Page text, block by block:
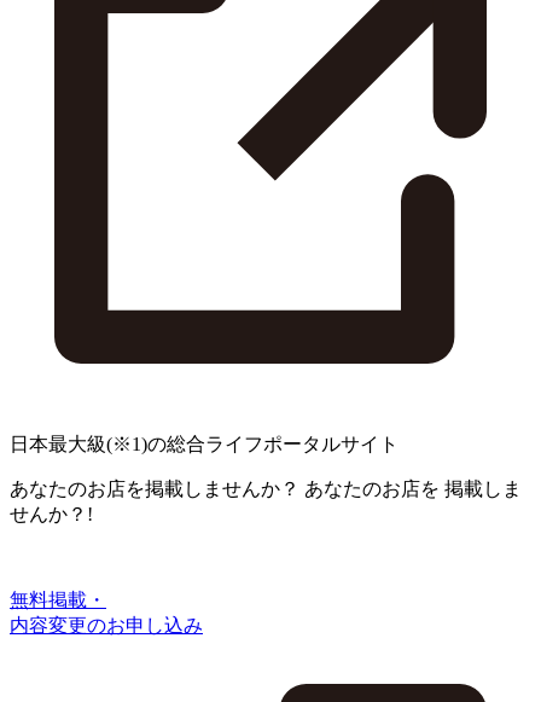
日本最大級(※1)の総合ライフポータルサイト
あなたのお店を掲載しませんか？ あなたのお店を 掲載しま
せんか？!
無料掲載・
内容変更のお申し込み